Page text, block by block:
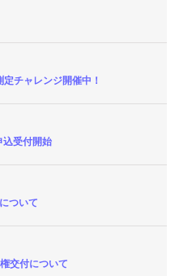
チャレンジ開催中！
込受付開始
ついて
交付について